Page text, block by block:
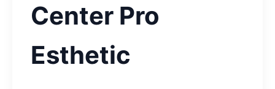
Center Pro
Esthetic